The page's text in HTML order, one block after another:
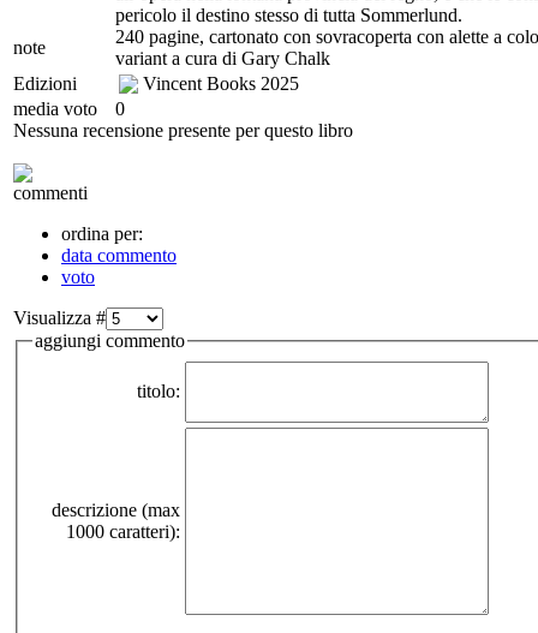
pericolo il destino stesso di tutta Sommerlund.
note
240 pagine, cartonato con sovracoperta con alette a
variant a cura di Gary Chalk
Edizioni
Vincent Books 2025
media voto
0
Nessuna recensione presente per questo libro
commenti
ordina per:
data commento
voto
Visualizza #
aggiungi commento
titolo:
descrizione (max
1000 caratteri):